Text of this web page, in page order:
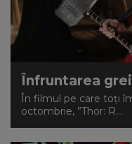
Înfruntarea
În filmul pe care toți
octombrie, ”Thor: R...